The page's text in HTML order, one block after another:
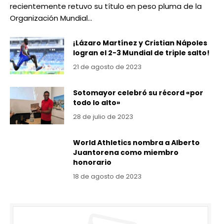
recientemente retuvo su título en peso pluma de la
Organización Mundial…
¡Lázaro Martínez y Cristian Nápoles
logran el 2-3 Mundial de triple salto!
21 de agosto de 2023
Sotomayor celebró su récord «por
todo lo alto»
28 de julio de 2023
World Athletics nombra a Alberto
Juantorena como miembro
honorario
18 de agosto de 2023